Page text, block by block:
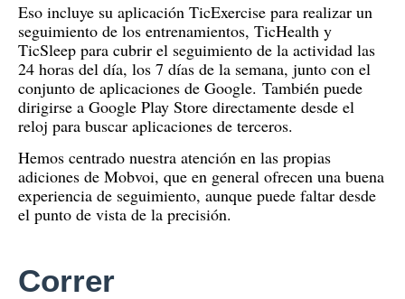
Eso incluye su aplicación TicExercise para realizar un
seguimiento de los entrenamientos, TicHealth y
TicSleep para cubrir el seguimiento de la actividad las
24 horas del día, los 7 días de la semana, junto con el
conjunto de aplicaciones de Google. También puede
dirigirse a Google Play Store directamente desde el
reloj para buscar aplicaciones de terceros.
Hemos centrado nuestra atención en las propias
adiciones de Mobvoi, que en general ofrecen una buena
experiencia de seguimiento, aunque puede faltar desde
el punto de vista de la precisión.
Correr